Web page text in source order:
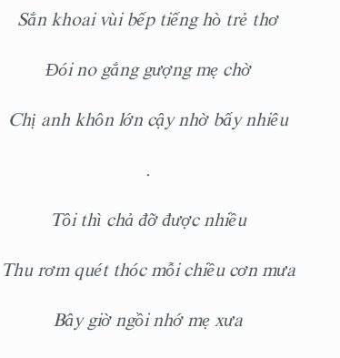
Sắn khoai vùi bếp tiếng hò trẻ thơ
Đói no gắng gượng mẹ chờ
Chị anh khôn lớn cậy nhờ bấy nhiêu
.
Tôi thì chả đỡ được nhiều
Thu rơm quét thóc mỗi chiều cơn mưa
Bây giờ ngồi nhớ mẹ xưa